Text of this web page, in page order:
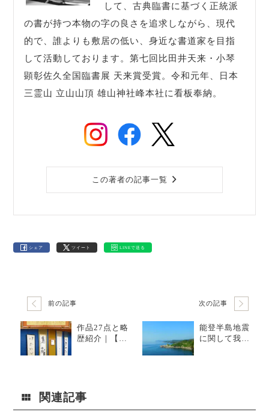
して、古典臨書に基づく正統派
の書が持つ本物の字の良さを追求しながら、現代
的で、誰よりも敷居の低い、身近な書道家を目指
して活動しております。第七回比田井天来・小琴
顕彰佐久全国臨書展 天来賞受賞。令和元年、日本
三霊山 立山山頂 雄山神社峰本社に看板奉納。
この著者の記事一覧
シェア ツイート LINEで送る
前の記事
作品27点と略
歴紹介｜【書
次の記事
能登半島地震
に関して我々
関連記事